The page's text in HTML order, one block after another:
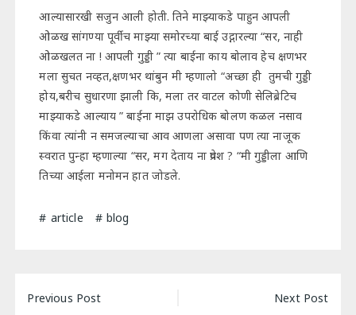
आल्यासारखी सजुन आली होती. तिने माझ्याकडे पाहुन आपली
ओळख सांगण्या पूर्वीच माझ्या समोरच्या बाई उद्गारल्या “सर, नाही
ओळखलत ना ! आपली गुड्डी ” त्या बाईना काय बोलाव हेच क्षणभर
मला सुचत नव्हत,क्षणभर थांबुन मी म्हणालो “अच्छा ही तुमची गुड्डी
होय,बरीच सुधारणा झाली कि, मला तर वाटल कोणी सेलिब्रेटिच
माझ्याकडे आल्याय ” बाईना माझ उपरोधिक बोलण कळल नसाव
किंवा त्यांनी न समजल्याचा आव आणला असावा पण त्या नाजूक
स्वरात पुन्हा म्हणाल्या “सर, मग देताय ना प्रवेश ? “मी गुड्डीला आणि
तिच्या आईला मनोमन हात जोडले.
article blog
Post
Previous Post Next Post